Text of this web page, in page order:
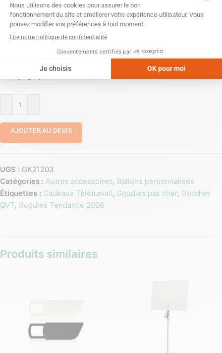
PERSONNALISATION
Sans personnalisation
AJOUTER AU DEVIS
UGS : GK21203
Catégories : Autres accessoires, Ballons personnalisés
Étiquettes : Cadeaux Télétravail, Goodies pas cher, Goodies
QVT, Goodies Tendance 2026
Produits similaires